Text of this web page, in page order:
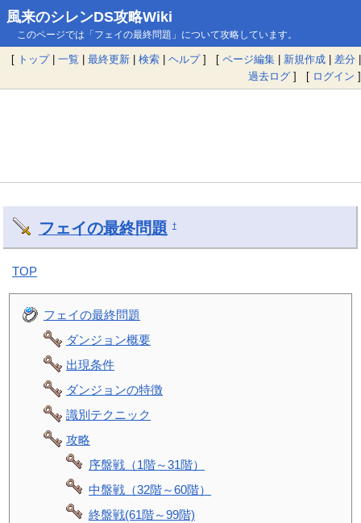
風来のシレンDS攻略Wiki
このページでは「フェイの最終問題」について攻略しています。
[ トップ| 一覧 | 最終更新 | 検索 | ヘルプ] [ ページ編集 | 新規作成 | 差分 |
過去ログ ] [ ログイン ]
フェイの最終問題 †
TOP
フェイの最終問題
ダンジョン概要
出現条件
ダンジョンの特徴
識別テクニック
攻略
序盤戦（1階～31階）
中盤戦（32階～60階）
終盤戦(61階～99階)